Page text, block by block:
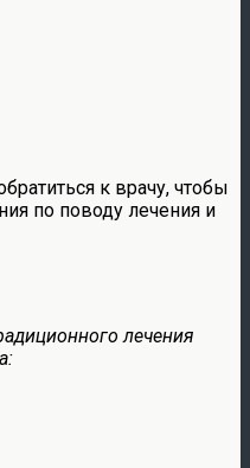
к врачу, чтобы
по поводу лечения и
лечения